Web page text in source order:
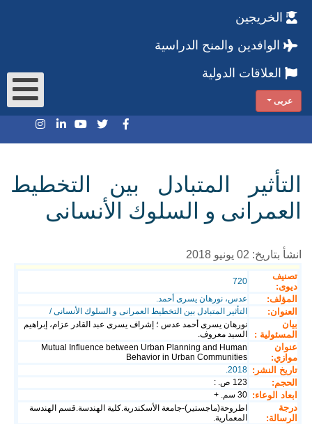
الخريجين
الوافدين والمنح الدراسية
العلاقات الدولية
عربى
التأثير المتبادل بين التخطيط
العمرانى و السلوك الأنسانى
انشأ بتاريخ: 02 يونيو 2018
تصنيف
ديوى:
720
المؤلف: عدس، نورهان يسرى أحمد.
العنوان: التأثير المتبادل بين التخطيط العمرانى و السلوك الأنسانى /
بيان
المسئولية :
نورهان يسرى أحمد عدس ؛ إشراف يسرى عبد القادر عزام، إبراهيم
السيد معروف.
عنوان
موازي:
Mutual Influence between Urban Planning and Human
Behavior in Urban Communities
تاريخ النشر: 2018.
الحجم: 123 ص. :
ابعاد الوعاء: 30 سم. +
درجة
الرسالة:
اطروحة(ماجستير)-جامعة الأسكندرية.كلية الهندسة.قسم الهندسة
المعمارية.